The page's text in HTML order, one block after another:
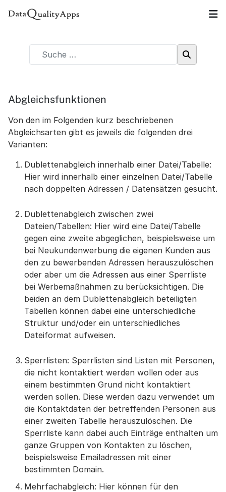
Abgleichsfunktionen
Von den im Folgenden kurz beschriebenen
Abgleichsarten gibt es jeweils die folgenden drei
Varianten:
Dublettenabgleich innerhalb einer Datei/Tabelle:
Hier wird innerhalb einer einzelnen Datei/Tabelle
nach doppelten Adressen / Datensätzen gesucht.
Dublettenabgleich zwischen zwei
Dateien/Tabellen: Hier wird eine Datei/Tabelle
gegen eine zweite abgeglichen, beispielsweise um
bei Neukundenwerbung die eigenen Kunden aus
den zu bewerbenden Adressen herauszulöschen
oder aber um die Adressen aus einer Sperrliste
bei Werbemaßnahmen zu berücksichtigen. Die
beiden an dem Dublettenabgleich beteiligten
Tabellen können dabei eine unterschiedliche
Struktur und/oder ein unterschiedliches
Dateiformat aufweisen.
Sperrlisten: Sperrlisten sind Listen mit Personen,
die nicht kontaktiert werden wollen oder aus
einem bestimmten Grund nicht kontaktiert
werden sollen. Diese werden dazu verwendet um
die Kontaktdaten der betreffenden Personen aus
einer zweiten Tabelle herauszulöschen. Die
Sperrliste kann dabei auch Einträge enthalten um
ganze Gruppen von Kontakten zu löschen,
beispielsweise Emailadressen mit einer
bestimmten Domain.
Mehrfachabgleich: Hier können für den